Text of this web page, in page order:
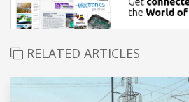
RELATED ARTICLES